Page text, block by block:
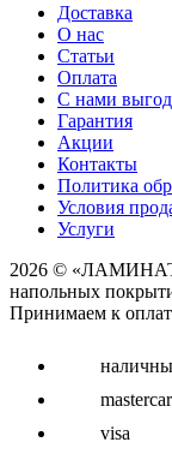
Доставка
О нас
Статьи
Оплата
С нами
Гарантия
Акции
Контакты
Политика
Условия
Услуги
2026 © «ЛАМИНАТ
напольных
Принимаем к
visa